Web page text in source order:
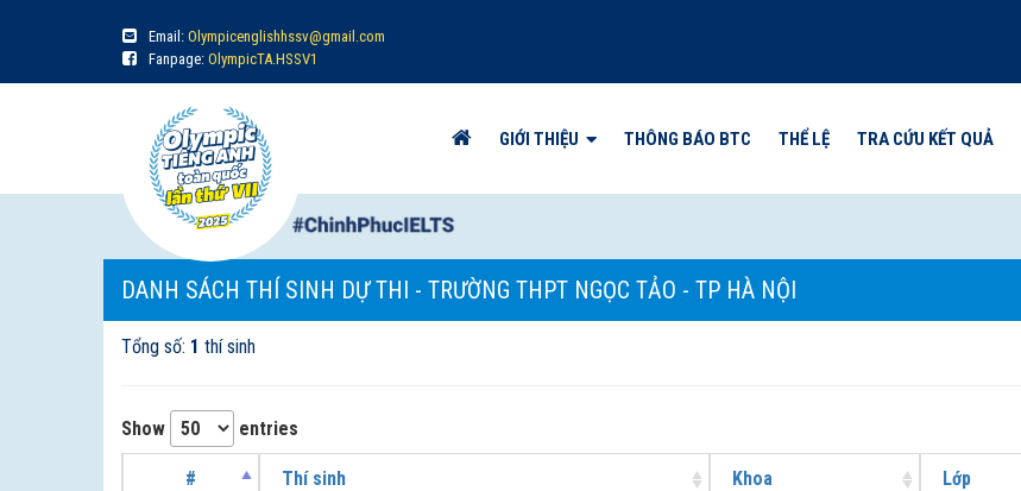
Email: Olympicenglishhssv@gmail.com
Fanpage: OlympicTA.HSSV1
GIỚI THIỆU THÔNG BÁO BTC THỂ LỆ TRA CỨU KẾT QUẢ
DANH SÁCH THÍ SINH DỰ THI - TRƯỜNG THPT NGỌC TẢO - TP HÀ NỘI
Tổng số: 1 thí sinh
Show entries
# Thí sinh Khoa Lớp